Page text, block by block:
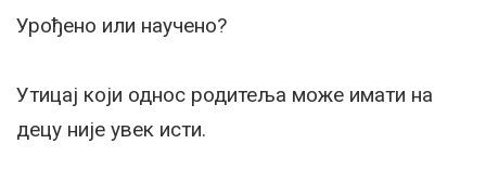
Урођено или научено?
Утицај који однос родитеља може имати на
децу није увек исти.